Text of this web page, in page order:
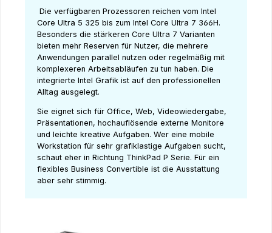
Die verfügbaren Prozessoren reichen vom Intel
Core Ultra 5 325 bis zum Intel Core Ultra 7 366H.
Besonders die stärkeren Core Ultra 7 Varianten
bieten mehr Reserven für Nutzer, die mehrere
Anwendungen parallel nutzen oder regelmäßig mit
komplexeren Arbeitsabläufen zu tun haben. Die
integrierte Intel Grafik ist auf den professionellen
Alltag ausgelegt.
Sie eignet sich für Office, Web, Videowiedergabe,
Präsentationen, hochauflösende externe Monitore
und leichte kreative Aufgaben. Wer eine mobile
Workstation für sehr grafiklastige Aufgaben sucht,
schaut eher in Richtung ThinkPad P Serie. Für ein
flexibles Business Convertible ist die Ausstattung
aber sehr stimmig.